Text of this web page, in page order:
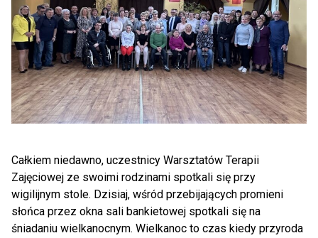
Całkiem niedawno, uczestnicy Warsztatów Terapii
Zajęciowej ze swoimi rodzinami spotkali się przy
wigilijnym stole. Dzisiaj, wśród przebijających promieni
słońca przez okna sali bankietowej spotkali się na
śniadaniu wielkanocnym. Wielkanoc to czas kiedy przyroda